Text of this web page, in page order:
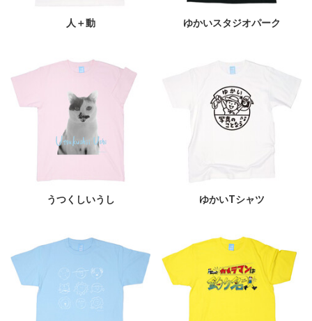
人＋動 ゆかいスタジオパーク
うつくしいうし ゆかいTシャツ